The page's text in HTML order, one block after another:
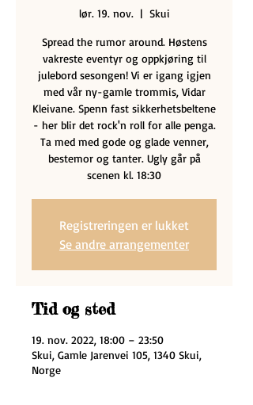
lør. 19. nov.
  |
Skui
Spread the rumor around. Høstens
vakreste eventyr og oppkjøring til
julebord sesongen! Vi er igang igjen
med vår ny-gamle trommis, Vidar
Kleivane. Spenn fast sikkerhetsbeltene
- her blir det rock'n roll for alle penga.
Ta med med gode og glade venner,
bestemor og tanter. Ugly går på
scenen kl. 18:30
Registreringen er lukket
Se andre arrangementer
Tid og sted
19. nov. 2022, 18:00 – 23:50
Skui, Gamle Jarenvei 105, 1340 Skui,
Norge